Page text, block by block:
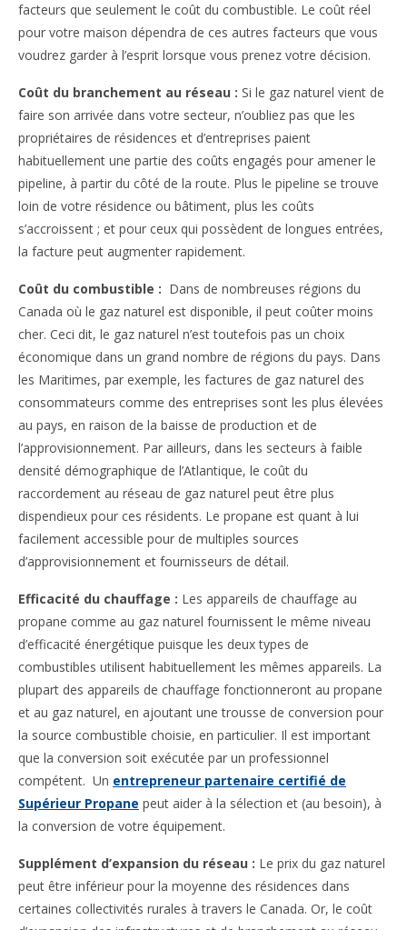
facteurs que seulement le coût du combustible. Le coût réel
pour votre maison dépendra de ces autres facteurs que vous
voudrez garder à l’esprit lorsque vous prenez votre décision.
Coût du branchement au réseau : Si le gaz naturel vient de
faire son arrivée dans votre secteur, n’oubliez pas que les
propriétaires de résidences et d’entreprises paient
habituellement une partie des coûts engagés pour amener le
pipeline, à partir du côté de la route. Plus le pipeline se trouve
loin de votre résidence ou bâtiment, plus les coûts
s’accroissent ; et pour ceux qui possèdent de longues entrées,
la facture peut augmenter rapidement.
Coût du combustible : Dans de nombreuses régions du
Canada où le gaz naturel est disponible, il peut coûter moins
cher. Ceci dit, le gaz naturel n’est toutefois pas un choix
économique dans un grand nombre de régions du pays. Dans
les Maritimes, par exemple, les factures de gaz naturel des
consommateurs comme des entreprises sont les plus élevées
au pays, en raison de la baisse de production et de
l’approvisionnement. Par ailleurs, dans les secteurs à faible
densité démographique de l’Atlantique, le coût du
raccordement au réseau de gaz naturel peut être plus
dispendieux pour ces résidents. Le propane est quant à lui
facilement accessible pour de multiples sources
d’approvisionnement et fournisseurs de détail.
Efficacité du chauffage : Les appareils de chauffage au
propane comme au gaz naturel fournissent le même niveau
d’efficacité énergétique puisque les deux types de
combustibles utilisent habituellement les mêmes appareils. La
plupart des appareils de chauffage fonctionneront au propane
et au gaz naturel, en ajoutant une trousse de conversion pour
la source combustible choisie, en particulier. Il est important
que la conversion soit exécutée par un professionnel
compétent. Un entrepreneur partenaire certifié de
Supérieur Propane peut aider à la sélection et (au besoin), à
la conversion de votre équipement.
Supplément d’expansion du réseau : Le prix du gaz naturel
peut être inférieur pour la moyenne des résidences dans
certaines collectivités rurales à travers le Canada. Or, le coût